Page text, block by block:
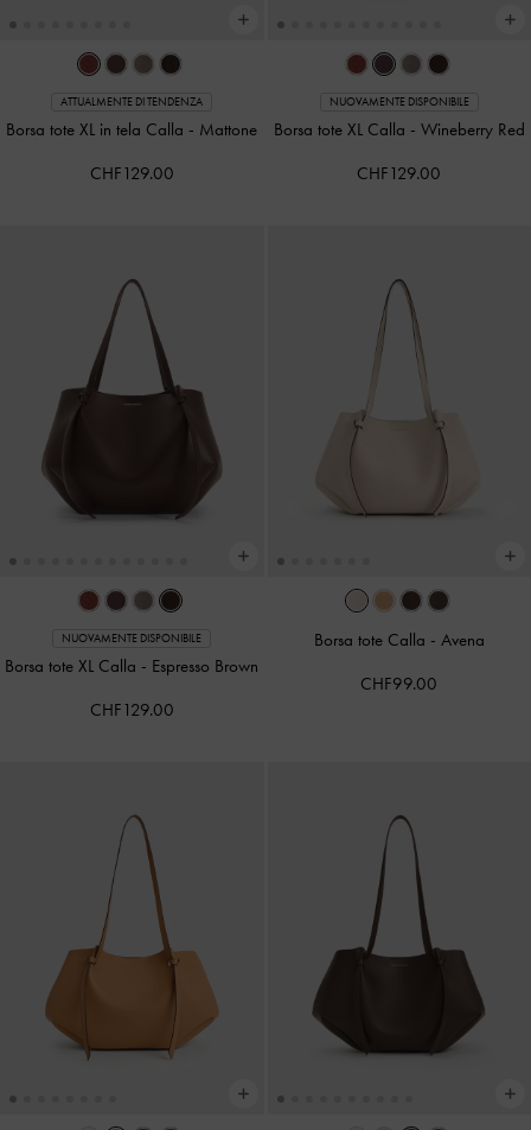
ATTUALMENTE DI TENDENZA
Borsa tote XL in tela Calla - Mattone
CHF129.00
NUOVAMENTE DISPONIBILE
Borsa tote XL Calla - Wineberry Red
CHF129.00
NUOVAMENTE DISPONIBILE
Borsa tote XL Calla - Espresso Brown
CHF129.00
Borsa tote Calla - Avena
CHF99.00